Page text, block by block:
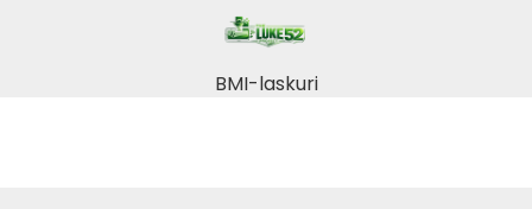
BMI-laskuri